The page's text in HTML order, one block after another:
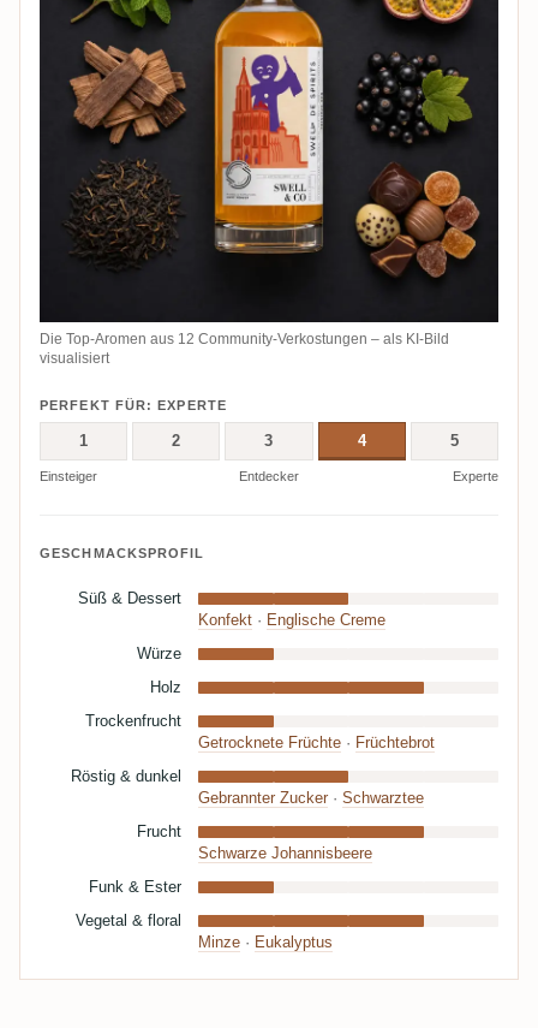
Die Top-Aromen aus 12 Community-Verkostungen – als KI-Bild
visualisiert
PERFEKT FÜR: EXPERTE
1 2 3 4 5
Einsteiger Entdecker Experte
GESCHMACKSPROFIL
Süß & Dessert
Konfekt · Englische Creme
Würze
Holz
Trockenfrucht
Getrocknete Früchte · Früchtebrot
Röstig & dunkel
Gebrannter Zucker · Schwarztee
Frucht
Schwarze Johannisbeere
Funk & Ester
Vegetal & floral
Minze · Eukalyptus